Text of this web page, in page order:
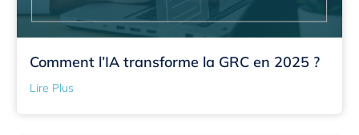
Comment l’IA transforme la GRC en 2025 ?
Lire Plus